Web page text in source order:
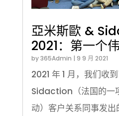
亞米斯歐 &
2021：第一个
by365Admin | 9 9 月 2021
2021 年 1 月，我们收
Sidaction（法国的一
动）客户关系同事发出